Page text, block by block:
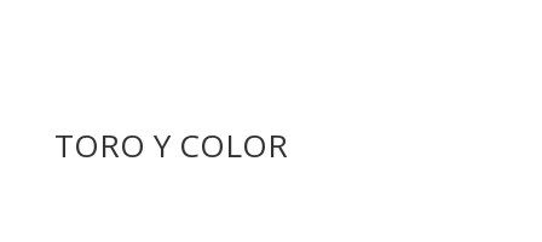
TORO Y COLOR